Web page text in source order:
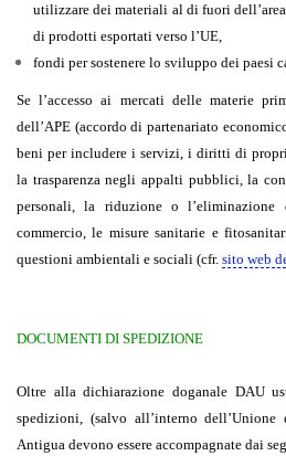
utilizzare dei materiali al di fuori
di prodotti esportati verso l’UE,
fondi per sostenere lo sviluppo dei paesi
Se l’accesso ai mercati delle materie
dell’APE (accordo di partenariato
beni per includere i servizi, i diritti di
la trasparenza negli appalti pubblici, la
personali, la riduzione o
commercio, le misure sanitarie e
questioni ambientali e sociali (cfr. sito web
DOCUMENTI DI SPEDIZIONE
Oltre alla dichiarazione doganale DAU
spedizioni, (salvo all’interno dell’Unione
Antigua devono essere accompagnate dai